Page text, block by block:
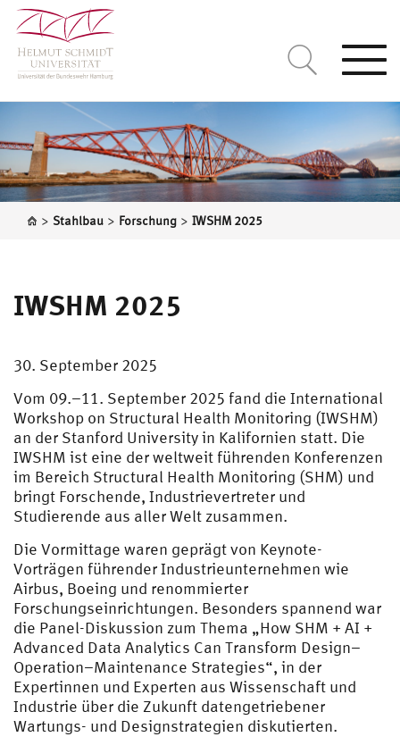
> Stahlbau > Forschung > IWSHM 2025
IWSHM 2025
30. September 2025
Vom 09.–11. September 2025 fand die International
Workshop on Structural Health Monitoring (IWSHM)
an der Stanford University in Kalifornien statt. Die
IWSHM ist eine der weltweit führenden Konferenzen
im Bereich Structural Health Monitoring (SHM) und
bringt Forschende, Industrievertreter und
Studierende aus aller Welt zusammen.
Die Vormittage waren geprägt von Keynote-
Vorträgen führender Industrieunternehmen wie
Airbus, Boeing und renommierter
Forschungseinrichtungen. Besonders spannend war
die Panel-Diskussion zum Thema „How SHM + AI +
Advanced Data Analytics Can Transform Design–
Operation–Maintenance Strategies“, in der
Expertinnen und Experten aus Wissenschaft und
Industrie über die Zukunft datengetriebener
Wartungs- und Designstrategien diskutierten.